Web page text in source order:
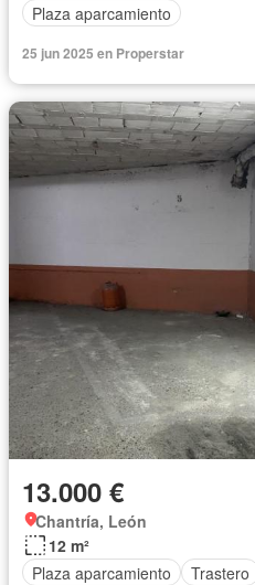
Plaza aparcamiento
25 jun 2025 en Properstar
13.000 €
Chantría, León
12 m²
Plaza aparcamiento
Trastero